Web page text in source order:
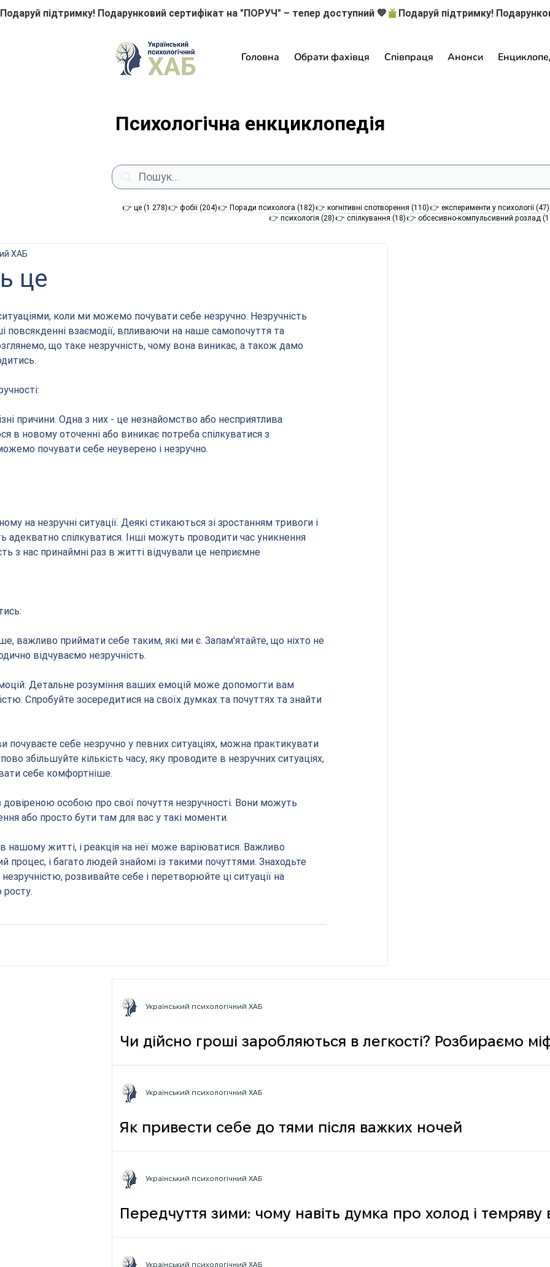
Подаруй підтримку! Подарунковий сертифікат на "ПОРУЧ" – тепер доступний 💙
Головна Обрати фахівця Співпраця Анонси
Психологічна енкциклопедія
👉 це (1 278)1 278 постів
👉 фобії (204)204 пости
👉 Поради психолога (182)182 пости
👉 когнітивні спотворення (110)110 постів
👉 експерименти у психології (47)
👉 психологія (28)28 постів
👉 спілкування (18)18 постів
👉 обсесивно-компульсивний розлад
це
ХАБ
коли ми можемо почувати себе незручно. Незручність
взаємодії, впливаючи на наше самопочуття та
що таке незручність, чому вона виникає, а також дамо
в новому оточенні або виникає потреба спілкуватися з
почувати себе неуверено і незручно.
адекватно спілкуватися. Інші можуть проводити час уникнення
з нас принаймні раз в житті відчували це неприємне
відчуваємо незручність.
Спробуйте зосередитися на своїх думках та почуттях та знайти
збільшуйте кількість часу, яку проводите в незручних ситуаціях,
себе комфортніше.
або просто бути там для вас у такі моменти.
нашому житті, і реакція на неї може варіюватися. Важливо
процес, і багато людей знайомі із такими почуттями. Знаходьте
розвивайте себе і перетворюйте ці ситуації на
росту.
Чи дійсно гроші заробляються в легкості? Розбираємо
фрази
Український психологічний ХАБ
Як привести себе до тями після важких ночей
Український психологічний ХАБ
Передчуття зими: чому навіть думка про холод і темряву
Український психологічний ХАБ
Український психологічний ХАБ